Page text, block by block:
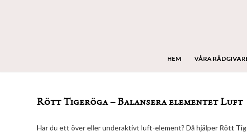
HEM VÅRA
Rött Tigeröga – Balansera elementet Luft
Har du ett över eller underaktivt luft-element? Då hjälper Rött